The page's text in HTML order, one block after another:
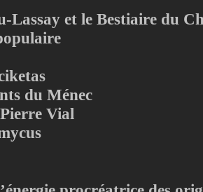
Lassay et le Bestiaire du
du Ménec
Vial